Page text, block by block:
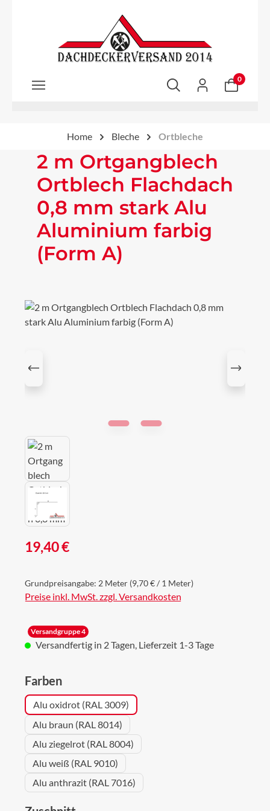
Zum Hauptinhalt springen
0
Home Bleche Ortbleche
2 m Ortgangblech
Ortblech Flachdach
0,8 mm stark Alu
Aluminium farbig
(Form A)
Bildergalerie überspringen
Regulärer Preis:
19,40 €
Grundpreisangabe: 2 Meter (9,70 € / 1 Meter)
Preise inkl. MwSt. zzgl. Versandkosten
Versandgruppe 4
Versandfertig in 2 Tagen, Lieferzeit 1-3 Tage
Farbenauswählen
Alu oxidrot (RAL 3009)
Alu braun (RAL 8014)
Alu ziegelrot (RAL 8004)
Alu weiß (RAL 9010)
Alu anthrazit (RAL 7016)